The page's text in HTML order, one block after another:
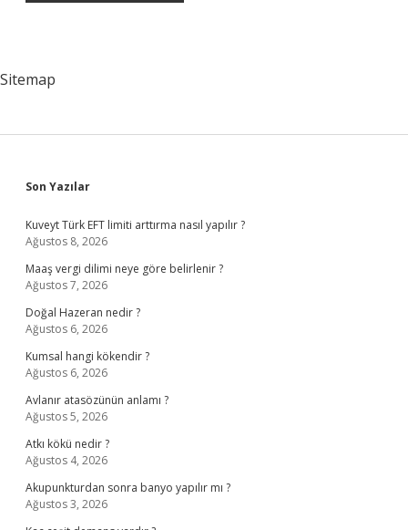
Sitemap
Sidebar
Son Yazılar
Kuveyt Türk EFT limiti arttırma nasıl yapılır ?
Ağustos 8, 2026
Maaş vergi dilimi neye göre belirlenir ?
Ağustos 7, 2026
Doğal Hazeran nedir ?
Ağustos 6, 2026
Kumsal hangi kökendir ?
Ağustos 6, 2026
Avlanır atasözünün anlamı ?
Ağustos 5, 2026
Atkı kökü nedir ?
Ağustos 4, 2026
Akupunkturdan sonra banyo yapılır mı ?
Ağustos 3, 2026